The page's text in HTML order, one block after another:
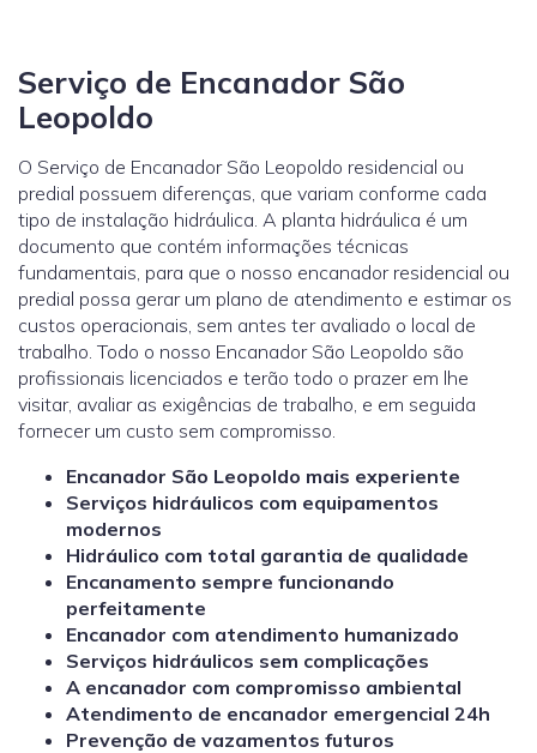
Serviço de Encanador São
Leopoldo
O Serviço de Encanador São Leopoldo residencial ou
predial possuem diferenças, que variam conforme cada
tipo de instalação hidráulica. A planta hidráulica é um
documento que contém informações técnicas
fundamentais, para que o nosso encanador residencial ou
predial possa gerar um plano de atendimento e estimar os
custos operacionais, sem antes ter avaliado o local de
trabalho. Todo o nosso Encanador São Leopoldo são
profissionais licenciados e terão todo o prazer em lhe
visitar, avaliar as exigências de trabalho, e em seguida
fornecer um custo sem compromisso.
Encanador São Leopoldo mais experiente
Serviços hidráulicos com equipamentos
modernos
Hidráulico com total garantia de qualidade
Encanamento sempre funcionando
perfeitamente
Encanador com atendimento humanizado
Serviços hidráulicos sem complicações
A encanador com compromisso ambiental
Atendimento de encanador emergencial 24h
Prevenção de vazamentos futuros